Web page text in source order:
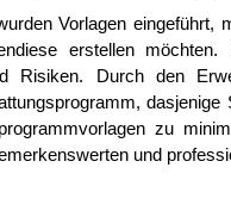
Vorlagen eingeführt,
erstellen
Risiken. Durch den
zu
und